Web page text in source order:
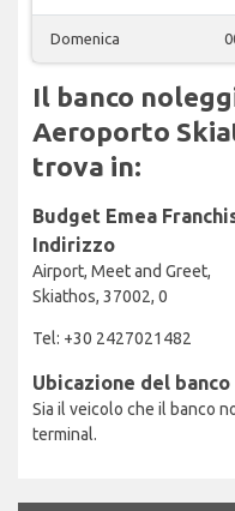
Domenica
Il banco
Aeroporto
trova in:
Budget Emea
Indirizzo
Airport, Meet and Greet,
Skiathos, 37002, 0
Tel: +30 2427021482
Ubicazione del
Sia il veicolo che il banco
terminal.